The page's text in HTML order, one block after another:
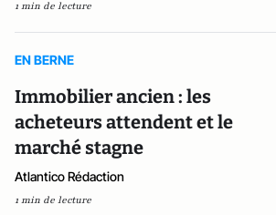
1 min de lecture
EN BERNE
Immobilier ancien : les
acheteurs attendent et le
marché stagne
Atlantico Rédaction
1 min de lecture